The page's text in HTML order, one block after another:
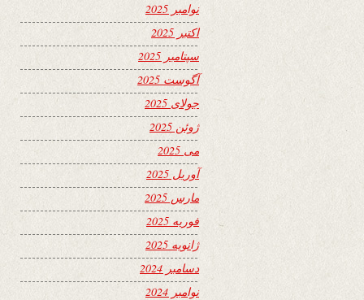
نوامبر 2025
اکتبر 2025
سپتامبر 2025
آگوست 2025
جولای 2025
ژوئن 2025
می 2025
آوریل 2025
مارس 2025
فوریه 2025
ژانویه 2025
دسامبر 2024
نوامبر 2024